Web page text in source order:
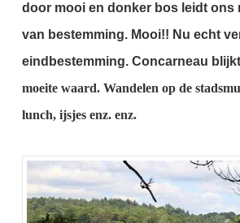
door mooi en donker bos leidt ons
van bestemming. Mooi!! Nu echt
eindbestemming. Concarneau blijkt
moeite waard. Wandelen op de
lunch, ijsjes enz. enz.